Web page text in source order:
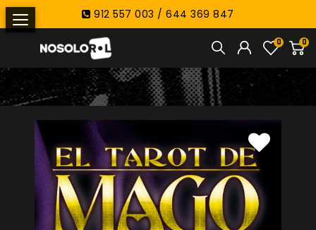
912 557 003 / 644 369 847
0
0